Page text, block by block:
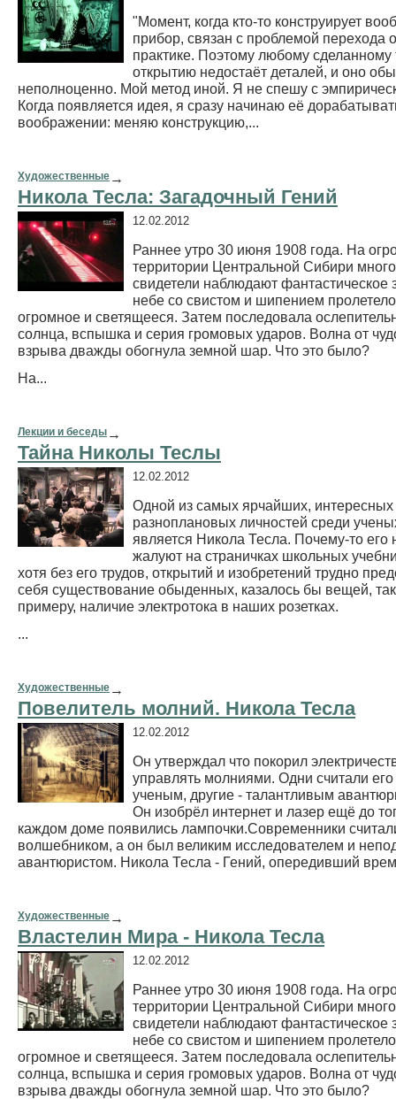
"Момент, когда кто-то конструирует
прибор, связан с проблемой перехода
практике. Поэтому любому сделанному
открытию недостаёт деталей, и оно
неполноценно. Мой метод иной. Я не спешу с
Когда появляется идея, я сразу начинаю её
воображении: меняю конструкцию,...
Художественные →
Николa Тесла: Загадочный Гений
12.02.2012
Раннее утро 30 июня 1908 года. На
территории Центральной Сибири
свидетели наблюдают фантастическое
небе со свистом и шипением
огромное и светящееся. Затем последовала
солнца, вспышка и серия громовых ударов. Волна от
взрыва дважды обогнула земной шар. Что это было?
На...
Лекции и беседы →
Тайна Николы Теслы
12.02.2012
Одной из самых ярчайших, интересных
разноплановых личностей среди
является Никола Тесла. Почему-то его
жалуют на страничках школьных
хотя без его трудов, открытий и изобретений трудно
себя существование обыденных, казалось бы вещей,
примеру, наличие электротока в наших розетках.
Художественные →
Повелитель молний. Никола Тесла
12.02.2012
Он утверждал что покорил
управлять молниями. Одни считали
ученым, другие - талантливым
Он изобрёл интернет и лазер ещё до
каждом доме появились лампочки.Современники
волшебником, а он был великим исследователем и
авантюристом. Никола Тесла - Гений, опередивший
Художественные →
Властелин Мира - Никола Тесла
12.02.2012
Раннее утро 30 июня 1908 года. На
территории Центральной Сибири
свидетели наблюдают фантастическое
небе со свистом и шипением
огромное и светящееся. Затем последовала
солнца, вспышка и серия громовых ударов. Волна от
взрыва дважды обогнула земной шар. Что это было?